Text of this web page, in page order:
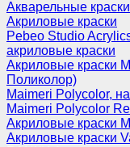
Акварельные краски
Акриловые краски
Pebeo Studio
акриловые краски
Акриловые краски
Поликолор)
Maimeri Polycolor,
Maimeri Polycolor
Акриловые краски
Акриловые краски